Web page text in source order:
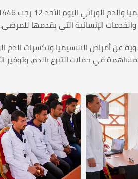
الإنسانية التي يقدمها للمرضى.
أمراض الثلاسيميا وتكسرات الدم
في حملات التبرع بالدم،